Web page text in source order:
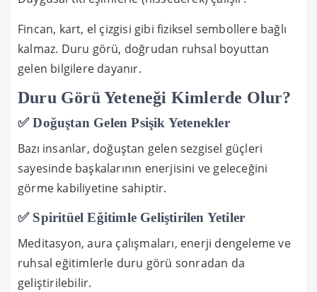
Fincan, kart, el çizgisi gibi fiziksel sembollere bağlı
kalmaz. Duru görü, doğrudan ruhsal boyuttan
gelen bilgilere dayanır.
Duru Görü Yeteneği Kimlerde Olur?
✅ Doğuştan Gelen Psişik Yetenekler
Bazı insanlar, doğuştan gelen sezgisel güçleri
sayesinde başkalarının enerjisini ve geleceğini
görme kabiliyetine sahiptir.
✅ Spiritüel Eğitimle Geliştirilen Yetiler
Meditasyon, aura çalışmaları, enerji dengeleme ve
ruhsal eğitimlerle duru görü sonradan da
geliştirilebilir.